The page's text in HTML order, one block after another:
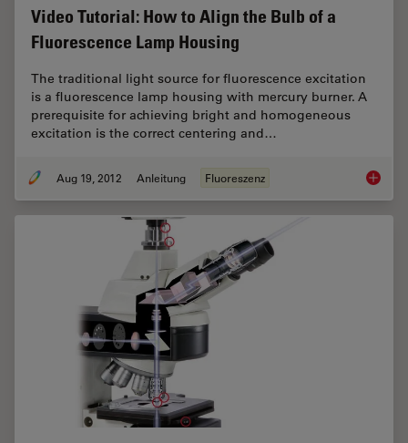
Video Tutorial: How to Align the Bulb of a
Fluorescence Lamp Housing
The traditional light source for fluorescence excitation
is a fluorescence lamp housing with mercury burner. A
prerequisite for achieving bright and homogeneous
excitation is the correct centering and…
Aug 19, 2012 Anleitung Fluoreszenz Video